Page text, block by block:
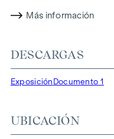
modernos conceptos
Más información en:
DESTACADOS
Más información
DESCARGAS
Exposición Documento 1
UBICACIÓN